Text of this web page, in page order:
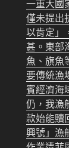
一重大國
僅未提出
以肯定」
甚。東部
魚、旗魚
要傳統漁
賓經濟海
仍，我漁
款始能贖
興號」漁